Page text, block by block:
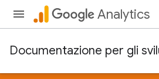
Analytics
Documentazione per gli